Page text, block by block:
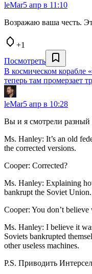
leMar5 апр в 11:10
Возражаю ваша честь.
+1
Посмотреть
В космическом корабле
теперь там промерзает
leMar5 апр в 10:28
Вы и я смотрели разный
Ms. Hanley: It’s an old
the corrected versions.
Cooper: Corrected?
Ms. Hanley: Explaining
bankrupt the Soviet Union.
Cooper: You don’t
Ms. Hanley: I believe it
Soviets bankrupted
other useless machines.
P.S. Приводить